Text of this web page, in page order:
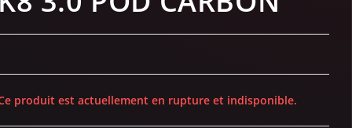
produit est actuellement en rupture et indisponible.